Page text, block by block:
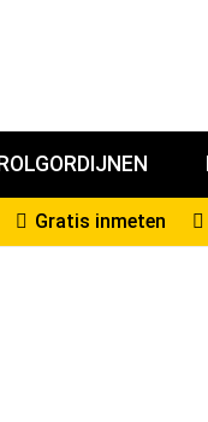
ROLGORDIJNEN
Gratis inmeten